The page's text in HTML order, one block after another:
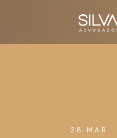
28.MAR